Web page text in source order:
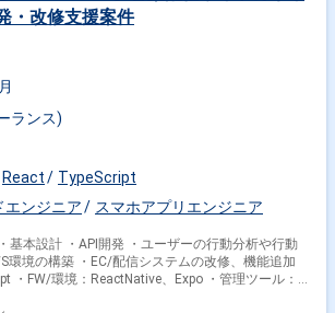
・改修支援案件
ランス)
React
TypeScript
エンジニア
スマホアプリエンジニア
基本設計 ・API開発 ・ユーザーの行動分析や行動
環境の構築 ・EC/配信システムの改修、機能追加
・FW/環境：ReactNative、Expo ・管理ツール：